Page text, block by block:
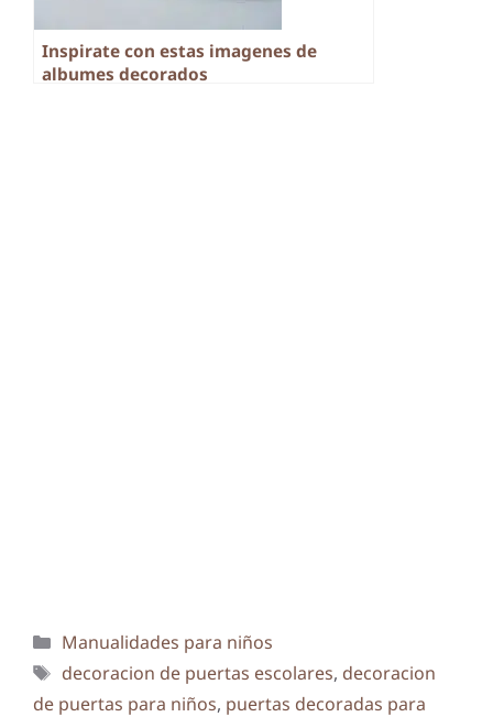
Inspirate con estas imagenes de
albumes decorados
Categorías
Manualidades para niños
Etiquetas
decoracion de puertas escolares, decoracion
de puertas para niños, puertas decoradas para